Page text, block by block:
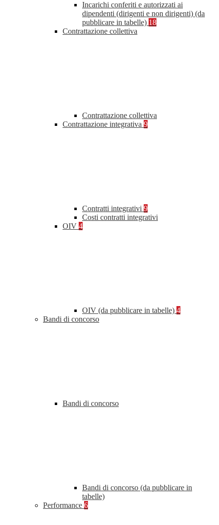
Incarichi conferiti e autorizzati ai
dipendenti (dirigenti e non dirigenti) (da
pubblicare in tabelle) 18
Contrattazione collettiva
Contrattazione collettiva
Contrattazione integrativa 9
Contratti integrativi 9
Costi contratti integrativi
OIV 4
OIV (da pubblicare in tabelle) 4
Bandi di concorso
Bandi di concorso
Bandi di concorso (da pubblicare in
tabelle)
Performance 6